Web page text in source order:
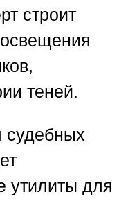
строит
теней.
утилиты для